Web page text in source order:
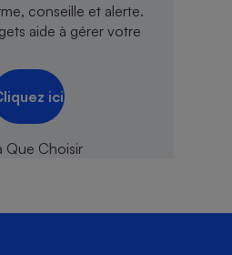
conseille et alerte.
aide à gérer votre
ici